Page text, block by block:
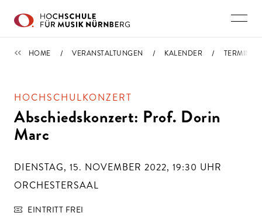
TERMINE
HOME VERANSTALTUNGEN KALENDER TERMIN
HOCHSCHULKONZERT
Abschiedskonzert: Prof. Dorin
Marc
DIENSTAG, 15. NOVEMBER 2022, 19:30 UHR
ORCHESTERSAAL
EINTRITT FREI